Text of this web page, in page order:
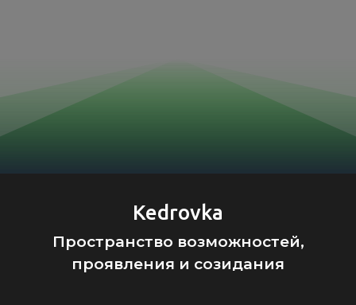
Kedrovka
Пространство возможностей,
проявления и созидания